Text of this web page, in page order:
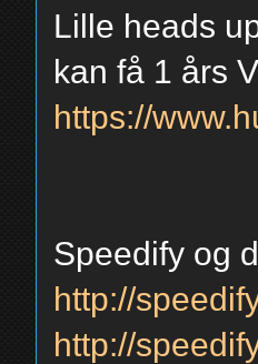
Lille heads
kan få 1 års
https://
Speedify og
http://
http://